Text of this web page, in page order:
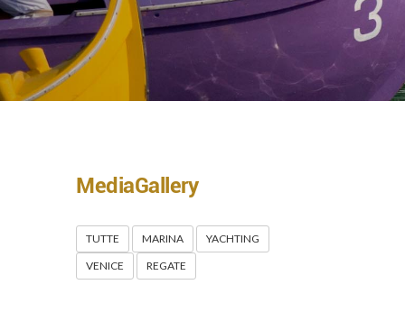
MediaGallery
TUTTE MARINA
YACHTING
VENICE
REGATE